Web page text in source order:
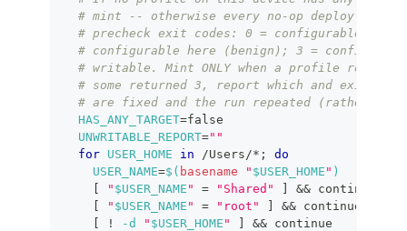
# mint -- otherwise every no-op deploy
# precheck exit codes: 0 = configurable
# configurable here (benign); 3 =
# writable. Mint ONLY when a profile
# some returned 3, report which and exit
# are fixed and the run repeated (rather
HAS_ANY_TARGET=false
UNWRITABLE_REPORT=""
for USER_HOME in /Users/* ;
do
USER_NAME=$( basename " $USER_HOME " )
[
" $USER_NAME " = "Shared" ] && continue
[
" $USER_NAME " = "root" ] && continue
[
! -d " $USER_HOME " ] && continue